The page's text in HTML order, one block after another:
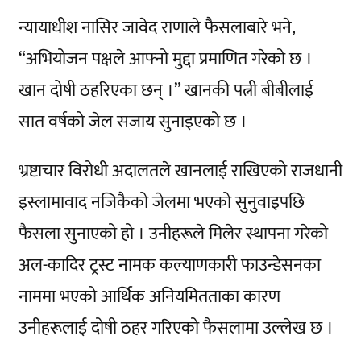
न्यायाधीश नासिर जावेद राणाले फैसलाबारे भने,
“अभियोजन पक्षले आफ्नो मुद्दा प्रमाणित गरेको छ ।
खान दोषी ठहरिएका छन् ।” खानकी पत्नी बीबीलाई
सात वर्षको जेल सजाय सुनाइएको छ ।
भ्रष्टाचार विरोधी अदालतले खानलाई राखिएको राजधानी
इस्लामावाद नजिकैको जेलमा भएको सुनुवाइपछि
फैसला सुनाएको हो । उनीहरूले मिलेर स्थापना गरेको
अल-कादिर ट्रस्ट नामक कल्याणकारी फाउन्डेसनका
नाममा भएको आर्थिक अनियमितताका कारण
उनीहरूलाई दोषी ठहर गरिएको फैसलामा उल्लेख छ ।